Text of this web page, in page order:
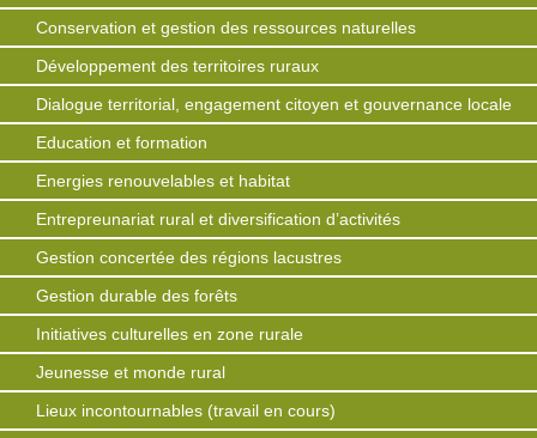
Conservation et gestion des ressources naturelles
Développement des territoires ruraux
Dialogue territorial, engagement citoyen et gouvernance locale
Education et formation
Energies renouvelables et habitat
Entrepreunariat rural et diversification d’activités
Gestion concertée des régions lacustres
Gestion durable des forêts
Initiatives culturelles en zone rurale
Jeunesse et monde rural
Lieux incontournables (travail en cours)